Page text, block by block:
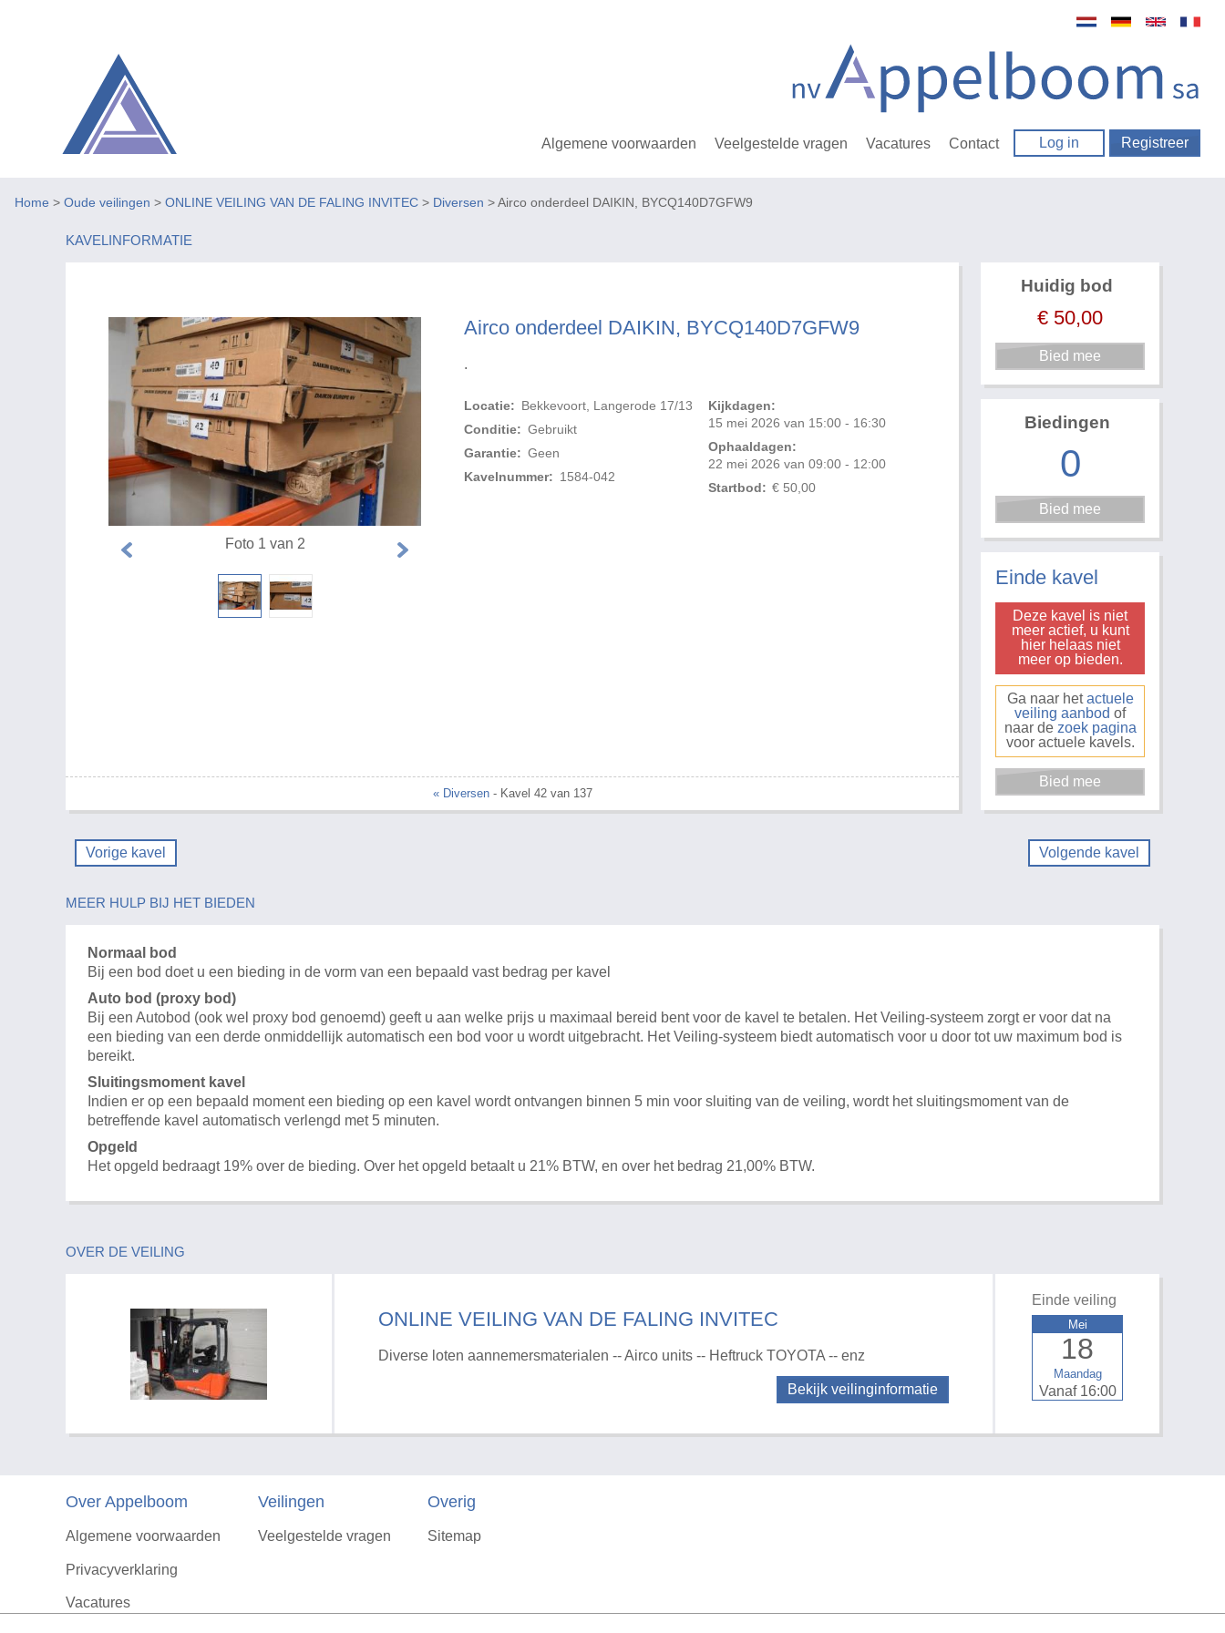
Algemene voorwaarden Veelgestelde vragen Vacatures Contact Log in Registreer
Home > Oude veilingen > ONLINE VEILING VAN DE FALING INVITEC > Diversen > Airco onderdeel DAIKIN, BYCQ140D7GFW9
KAVELINFORMATIE
Airco onderdeel DAIKIN, BYCQ140D7GFW9
.
Locatie: Bekkevoort, Langerode 17/13
Conditie: Gebruikt
Garantie: Geen
Kavelnummer: 1584-042
Kijkdagen:
15 mei 2026 van 15:00 - 16:30
Ophaaldagen:
22 mei 2026 van 09:00 - 12:00
Startbod: € 50,00
Foto 1 van 2
« Diversen- Kavel 42 van 137
Huidig bod
€ 50,00
Biedingen
0
Einde kavel
Deze kavel is niet
meer actief, u kunt
hier helaas niet
meer op bieden.
Ga naar hetactuele
veiling aanbod of
naar de zoek pagina
voor actuele kavels.
Vorige kavel Volgende kavel
MEER HULP BIJ HET BIEDEN
Normaal bod
Bij een bod doet u een bieding in de vorm van een bepaald vast bedrag per kavel
Auto bod (proxy bod)
Bij een Autobod (ook wel proxy bod genoemd) geeft u aan welke prijs u maximaal bereid bent voor de kavel te betalen. Het Veiling-systeem zorgt er voor dat na
een bieding van een derde onmiddellijk automatisch een bod voor u wordt uitgebracht. Het Veiling-systeem biedt automatisch voor u door tot uw maximum bod is
bereikt.
Sluitingsmoment kavel
Indien er op een bepaald moment een bieding op een kavel wordt ontvangen binnen 5 min voor sluiting van de veiling, wordt het sluitingsmoment van de
betreffende kavel automatisch verlengd met 5 minuten.
Opgeld
Het opgeld bedraagt 19% over de bieding. Over het opgeld betaalt u 21% BTW, en over het bedrag 21,00% BTW.
OVER DE VEILING
ONLINE VEILING VAN DE FALING INVITEC
Diverse loten aannemersmaterialen -- Airco units -- Heftruck TOYOTA -- enz
Bekijk veilinginformatie
Einde veiling
Maandag
18
Mei
Vanaf 16:00
Over Appelboom
Algemene voorwaarden
Privacyverklaring
Vacatures
Veilingen
Veelgestelde vragen
Overig
Sitemap